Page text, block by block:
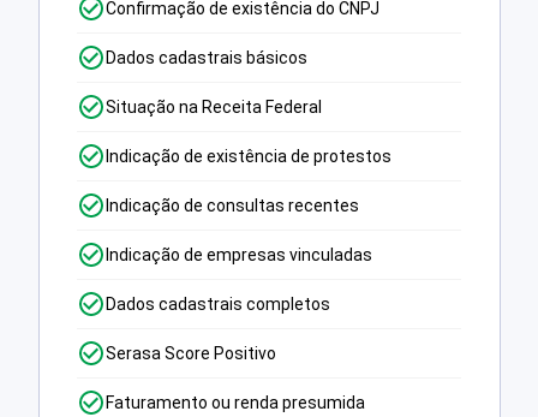
Confirmação de existência do CNPJ
Dados cadastrais básicos
Situação na Receita Federal
Indicação de existência de protestos
Indicação de consultas recentes
Indicação de empresas vinculadas
Dados cadastrais completos
Serasa Score Positivo
Faturamento ou renda presumida